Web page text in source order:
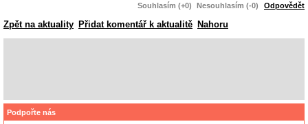
Souhlasím (+0) Nesouhlasím (-0) Odpovědět
Zpět na aktuality Přidat komentář k aktualitě Nahoru
Podpořte nás